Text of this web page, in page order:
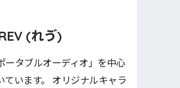
(れゔ)
ータブルオーディオ」を中心
ています。 オリジナルキャラ